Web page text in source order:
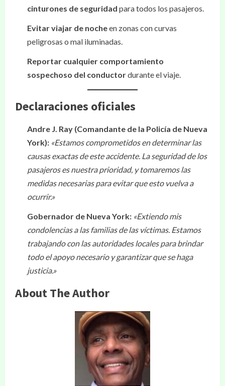
cinturones de seguridad para todos los pasajeros.
Evitar viajar de nocheen zonas con curvas
peligrosas o mal iluminadas.
Reportar cualquier comportamiento
sospechoso del conductordurante el viaje.
Declaraciones oficiales
Andre J. Ray (Comandante de la Policía de Nueva
York): «Estamos comprometidos en determinar las
causas exactas de este accidente. La seguridad de los
pasajeros es nuestra prioridad, y tomaremos las
medidas necesarias para evitar que esto vuelva a
ocurrir.»
Gobernador de Nueva York: «Extiendo mis
condolencias a las familias de las víctimas. Estamos
trabajando con las autoridades locales para brindar
todo el apoyo necesario y garantizar que se haga
justicia.»
About The Author